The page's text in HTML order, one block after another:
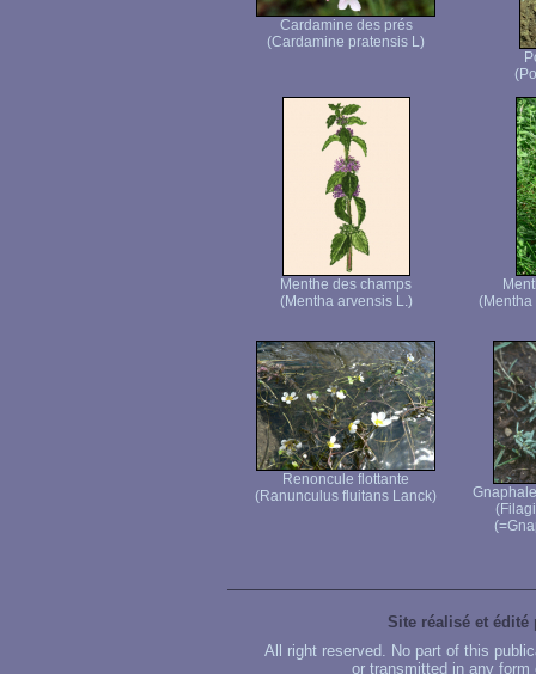
Cardamine des prés
(Cardamine pratensis L)
Menthe des champs
(Mentha arvensis L.)
Renoncule flottante
(Ranunculus fluitans Lanck)
Site réalisé et édité
All right reserved. No part of this
or transmitted in any